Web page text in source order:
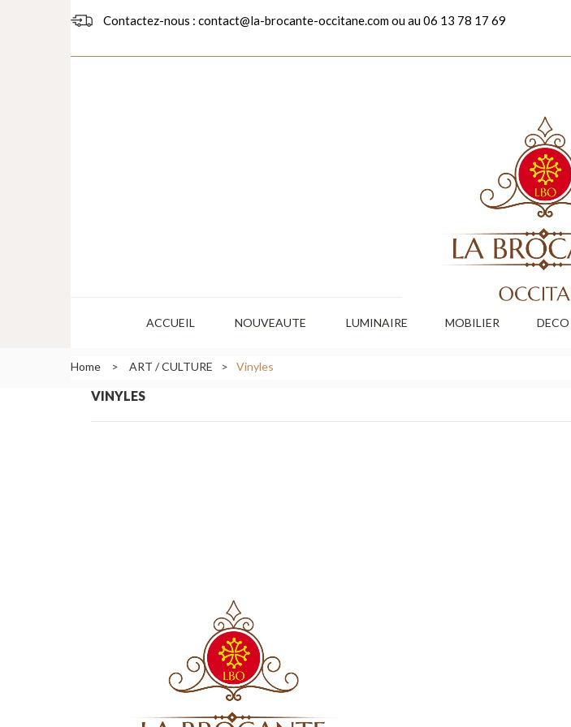
Contactez-nous : contact@la-brocante-occitane.com ou au 06 13 78 17 69
ACCUEIL NOUVEAUTE LUMINAIRE MOBILIER DECO
Home > ART / CULTURE > Vinyles
VINYLES